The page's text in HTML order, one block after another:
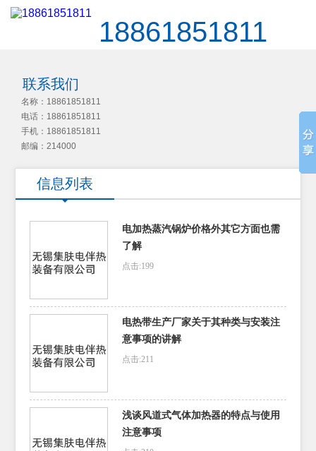
18861851811
联系我们
名称：18861851811
电话：18861851811
手机：18861851811
邮编：214000
信息列表
电加热蒸汽锅炉价格外其它方面也需
了解
点击:199
电热带生产厂家关于其种类与安装注
意事项的讲解
点击:211
浅谈风道式气体加热器的特点与使用
注意事项